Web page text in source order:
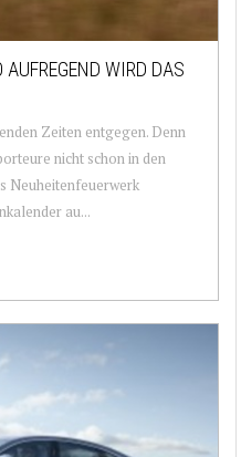
WIRD DAS
Zeiten entgegen. Denn
nicht schon in den
Neuheitenfeuerwerk
au...